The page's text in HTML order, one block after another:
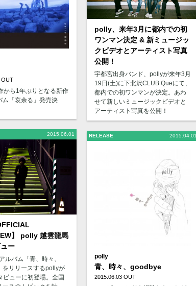
OUT
から1年ぶりとなる新作
ム「哀余る」発売決
2015.06.01
】 polly 越雲龍馬
ー
ルバム「青、時々、
をリリースするpollyが
ビューに初登場。全国
polly、来年3月に都内での初
ワンマン決定 & 新ミュージッ
クビデオとアーティスト写真
公開！
宇都宮出身バンド、pollyが来年3月
19日(土)に下北沢CLUB Queにて、
都内での初ワンマンが決定。あわ
せて新しいミュージックビデオと
アーティスト写真を公開！
RELEASE
polly
青、時々、goodbye
2015.06.03 OUT